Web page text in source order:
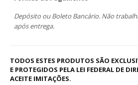
Depósito ou Boleto Bancário. Não
após entrega.
TODOS ESTES PRODUTOS SÃO
E PROTEGIDOS PELA LEI FEDERAL DE
ACEITE IMITAÇÕES.